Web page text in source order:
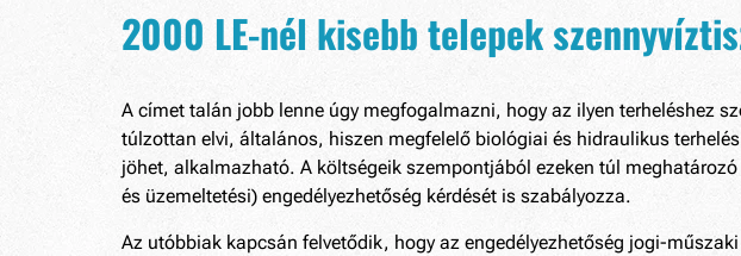
2000 LE-nél kisebb telepek
A címet talán jobb lenne úgy megfogalmazni, hogy az ilyen terheléshez
túlzottan elvi, általános, hiszen megfelelő biológiai és hidraulikus
jöhet, alkalmazható. A költségeik szempontjából ezeken túl
és üzemeltetési) engedélyezhetőség kérdését is szabályozza.
Az utóbbiak kapcsán felvetődik, hogy az engedélyezhetőség jogi-